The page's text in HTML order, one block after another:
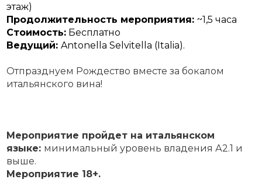
этаж)
Продолжительность мероприятия:~1,5 часа
Стоимость: Бесплатно
Ведущий:AntonellaSelvitella (Italia).
Отпразднуем Рождество вместе за бокалом
итальянского вина!
Мероприятие пройдет на итальянском
языке: минимальный уровень владения А2.1 и
выше.
Мероприятие 18+.